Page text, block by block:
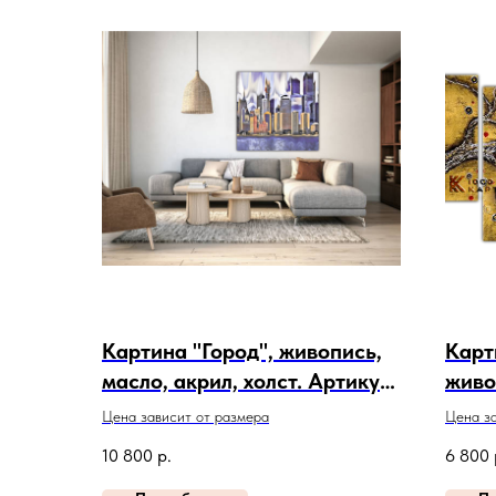
Картина "Город", живопись,
масло, акрил, холст. Артикул
20-7-470
Цена зависит от размера
10 800 р.
Цена
6 800